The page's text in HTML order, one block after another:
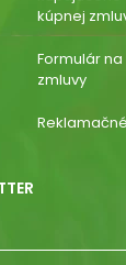
kúpnej
Formulár
zmluvy